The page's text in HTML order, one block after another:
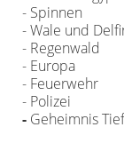
- Spinnen
- Wale und
- Regenwald
- Europa
- Feuerwehr
- Polizei
- Geheimnis